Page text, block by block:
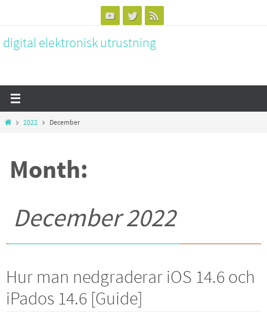
content
digital elektronisk utrustning
Home2022 December
Month:
December 2022
Hur man nedgraderar iOS 14.6 och
iPados 14.6 [Guide]